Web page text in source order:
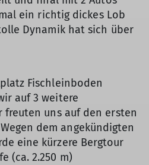
ein richtig dickes Lob
Dynamik hat sich über
Fischleinboden
auf 3 weitere
freuten uns auf den ersten
dem angekündigten
eine kürzere Bergtour
(ca. 2.250 m)